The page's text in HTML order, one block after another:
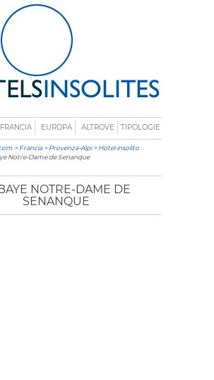
FRANCIA EUROPA ALTROVE TIPOLOGIE
>Francia>Provenza-Alpi>Hotel insolito
Notre-Dame de Senanque
NOTRE-DAME DE
SENANQUE